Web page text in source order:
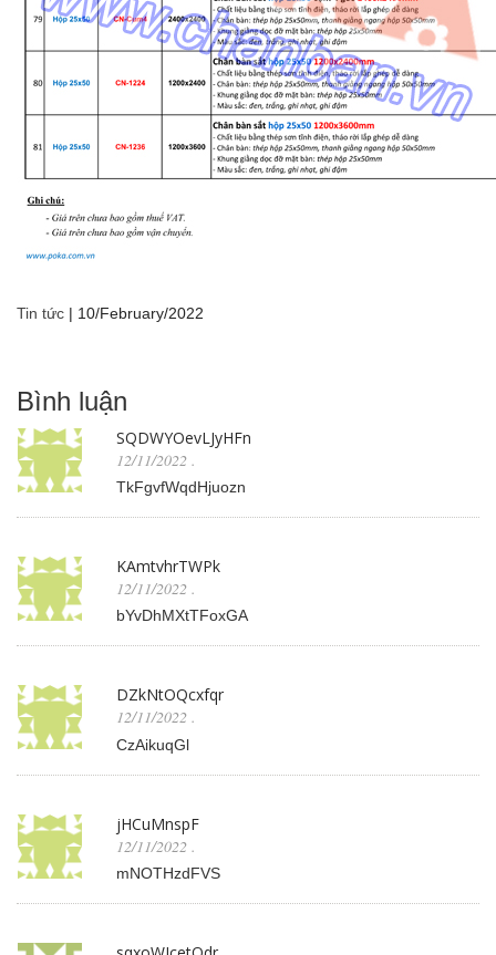
Tin tức | 10/February/2022
Bình luận
SQDWYOevLJyHFn
12/11/2022 .
TkFgvfWqdHjuozn
KAmtvhrTWPk
12/11/2022 .
bYvDhMXtTFoxGA
DZkNtOQcxfqr
12/11/2022 .
CzAikuqGl
jHCuMnspF
12/11/2022 .
mNOTHzdFVS